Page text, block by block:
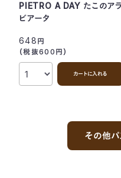
PIETRO A DAY たこのアラ
ビアータ
648 円
（税抜600 円）
カートに入れる
その他